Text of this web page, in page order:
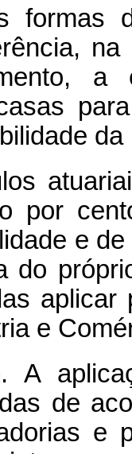
formas
a
por
e
do
aplicar
e
A
de
e